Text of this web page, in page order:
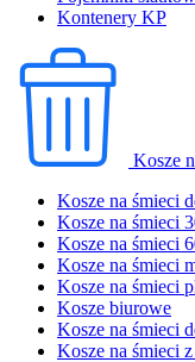
Kontenery KP
Kosze
Kosze na śmieci
Kosze na śmieci
Kosze na śmieci
Kosze na śmieci
Kosze na śmieci
Kosze biurowe
Kosze na śmieci
Kosze na śmieci z